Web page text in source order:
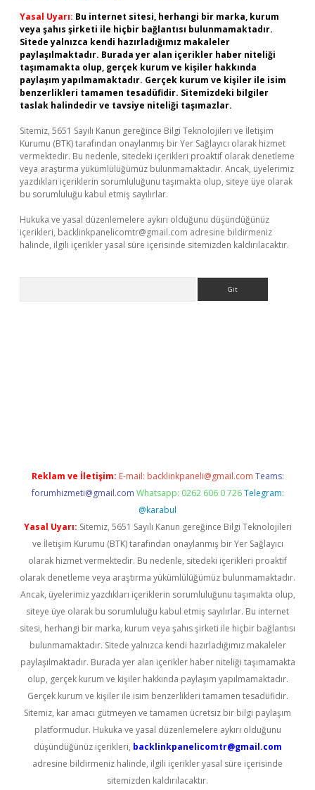
Yasal Uyarı: Bu internet sitesi, herhangi bir marka, kurum
veya şahıs şirketi ile hiçbir bağlantısı bulunmamaktadır.
Sitede yalnızca kendi hazırladığımız makaleler
paylaşılmaktadır. Burada yer alan içerikler haber niteliği
taşımamakta olup, gerçek kurum ve kişiler hakkında
paylaşım yapılmamaktadır. Gerçek kurum ve kişiler ile isim
benzerlikleri tamamen tesadüfidir. Sitemizdeki bilgiler
taslak halindedir ve tavsiye niteliği taşımazlar.
Sitemiz, 5651 Sayılı Kanun gereğince Bilgi Teknolojileri ve İletişim
Kurumu (BTK) tarafından onaylanmış bir Yer Sağlayıcı olarak hizmet
vermektedir. Bu nedenle, sitedeki içerikleri proaktif olarak denetleme
veya araştırma yükümlülüğümüz bulunmamaktadır. Ancak, üyelerimiz
yazdıkları içeriklerin sorumluluğunu taşımakta olup, siteye üye olarak
bu sorumluluğu kabul etmiş sayılırlar.
Hukuka ve yasal düzenlemelere aykırı olduğunu düşündüğünüz
içerikleri, backlinkpanelicomtr@gmail.com adresine bildirmeniz
halinde, ilgili içerikler yasal süre içerisinde sitemizden kaldırılacaktır.
Reklam ve İletişim: E-mail: backlinkpaneli@gmail.com Teams:
forumhizmeti@gmail.com Whatsapp: 0262 606 0 726 Telegram:
@karabul
Yasal Uyarı: Sitemiz, 5651 Sayılı Kanun gereğince Bilgi Teknolojileri
ve İletişim Kurumu (BTK) tarafından onaylanmış bir Yer Sağlayıcı
olarak hizmet vermektedir. Bu nedenle, sitedeki içerikleri proaktif
olarak denetleme veya araştırma yükümlülüğümüz bulunmamaktadır.
Ancak, üyelerimiz yazdıkları içeriklerin sorumluluğunu taşımakta olup,
siteye üye olarak bu sorumluluğu kabul etmiş sayılırlar. Bu internet
sitesi, herhangi bir marka, kurum veya şahıs şirketi ile hiçbir bağlantısı
bulunmamaktadır. Sitede yalnızca kendi hazırladığımız makaleler
paylaşılmaktadır. Burada yer alan içerikler haber niteliği taşımamakta
olup, gerçek kurum ve kişiler hakkında paylaşım yapılmamaktadır.
Gerçek kurum ve kişiler ile isim benzerlikleri tamamen tesadüfidir.
Sitemiz, kar amacı gütmeyen ve tamamen ücretsiz bir bilgi paylaşım
platformudur. Hukuka ve yasal düzenlemelere aykırı olduğunu
düşündüğünüz içerikleri, backlinkpanelicomtr@gmail.com
adresine bildirmeniz halinde, ilgili içerikler yasal süre içerisinde
sitemizden kaldırılacaktır.